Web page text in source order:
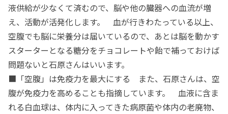
液供給が少なくて済むので、脳や他の臓器への血流が増
え、活動が活発化します。 血が行きわたっている以上、
空腹でも脳に栄養分は届いているので、あとは脳を動かす
スターターとなる糖分をチョコレートや飴で補っておけば
問題ないと石原さんはいいます。
■「空腹」は免疫力を最大にする また、石原さんは、空
腹が免疫力を高めることも指摘しています。 血液に含ま
れる白血球は、体内に入ってきた病原菌や体内の老廃物、